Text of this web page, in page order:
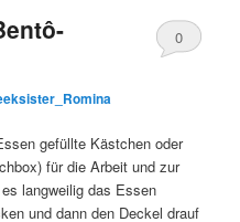
0
gefüllte Kästchen oder
für die Arbeit und zur
langweilig das Essen
und dann den Deckel drauf